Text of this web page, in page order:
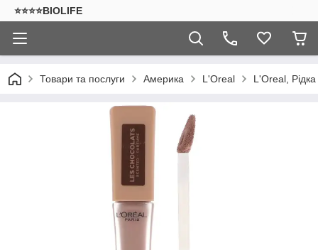
⭐⭐⭐⭐BIOLIFE
Товари та послуги Америка L'Oreal L'Oreal,